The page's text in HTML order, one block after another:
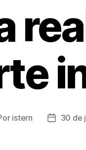
istern
Fecha30 de